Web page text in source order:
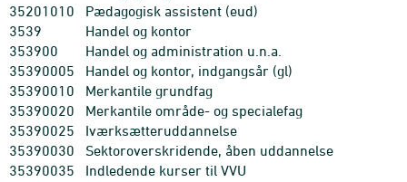
35201010
Pædagogisk assistent (eud)
3539
Handel og kontor
353900
Handel og administration u.n.a.
35390005
Handel og kontor, indgangsår (gl)
35390010
Merkantile grundfag
35390020
Merkantile område- og specialefag
35390025
Iværksætteruddannelse
35390030
Sektoroverskridende, åben uddannelse
35390035
Indledende kurser til VVU